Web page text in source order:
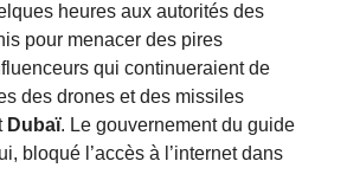
heures aux autorités des
pour menacer des pires
qui continueraient de
des drones et des missiles
Dubaï. Le gouvernement du guide
bloqué l’accès à l’internet dans